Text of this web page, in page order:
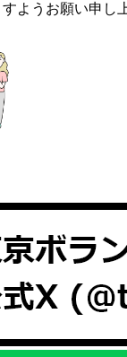
ようお願い申し